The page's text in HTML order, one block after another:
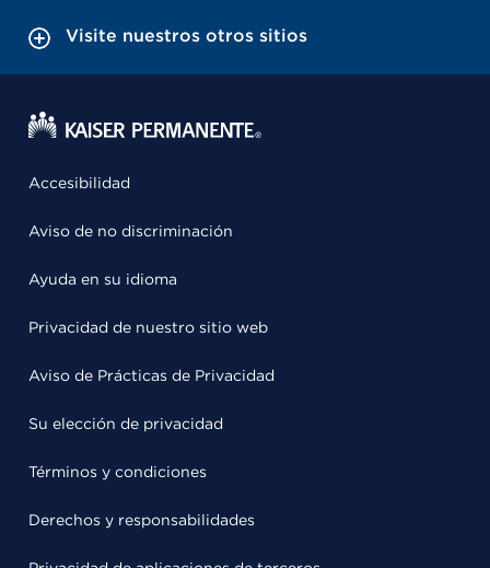
Visite nuestros otros sitios
Accesibilidad
Aviso de no discriminación
Ayuda en su idioma
Privacidad de nuestro sitio web
Aviso de Prácticas de Privacidad
Su elección de privacidad
Términos y condiciones
Derechos y responsabilidades